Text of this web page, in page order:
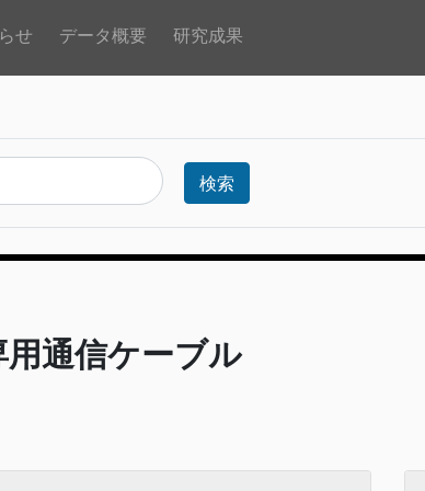
せ データ概要 研究成果
検索
通信ケーブル